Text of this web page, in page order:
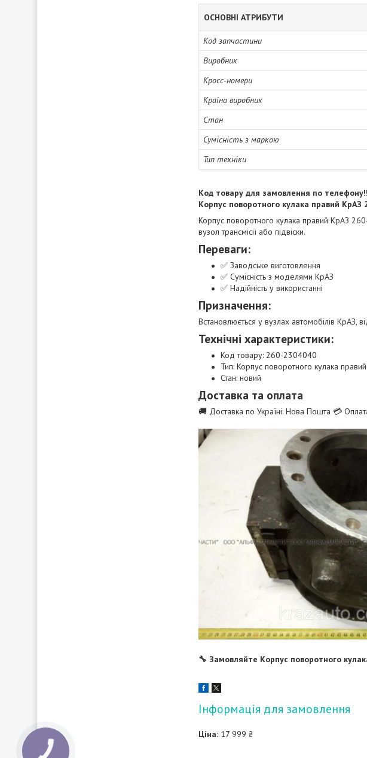
ОСНОВНІ АТРИБУТИ
Код запчастини
Виробник
Кросс-номери
Країна виробник
Стан
Сумісність з маркою
Тип техніки
Код товару для замовлення по
Корпус поворотного кулака правий
Корпус поворотного кулака правий КрАЗ
вузол трансмісії або підвіски.
Переваги:
✅ Заводське виготовлення
✅ Сумісність з моделями КрАЗ
✅ Надійність у використанні
Призначення:
Встановлюється у вузлах автомобілів КрАЗ,
Технічні характеристики:
Код товару: 260-2304040
Тип: Корпус поворотного кулака
Стан: новий
Доставка та оплата
🚚 Доставка по Україні: Нова Пошта 💳 Оплата:
🔧 Замовляйте Корпус поворотного
Інформація для замовлення
Ціна: 17 999 ₴